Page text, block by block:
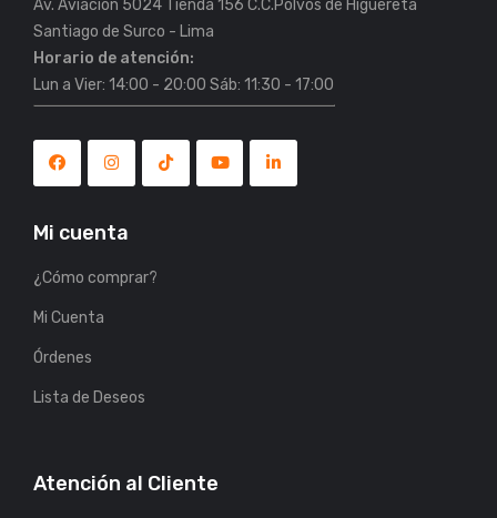
Av. Aviación 5024 Tienda 156 C.C.Polvos de Higuereta
Horario de atención:
Lun a Vier: 14:00 - 20:00 Sáb: 11:30 - 17:00
Mi cuenta
¿Cómo comprar?
Mi Cuenta
Órdenes
Lista de Deseos
Atención al Cliente